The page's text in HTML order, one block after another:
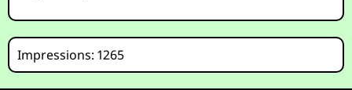
Impressions: 1265